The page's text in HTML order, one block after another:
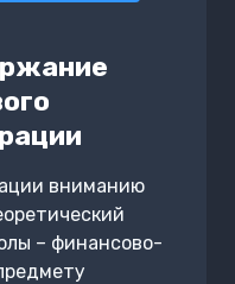
вниманию
– финансово-